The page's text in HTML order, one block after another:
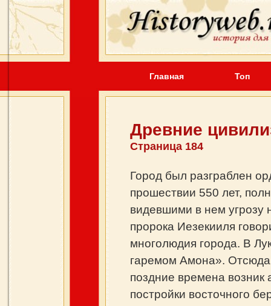
Главная Топ
Древние
Страница 184
Город был разграблен
прошествии 550 лет,
видевшими в нем угрозу
пророка Иезекииля
многолюдия города. В
гаремом Амона». Отсюда
поздние времена возник
постройки восточного